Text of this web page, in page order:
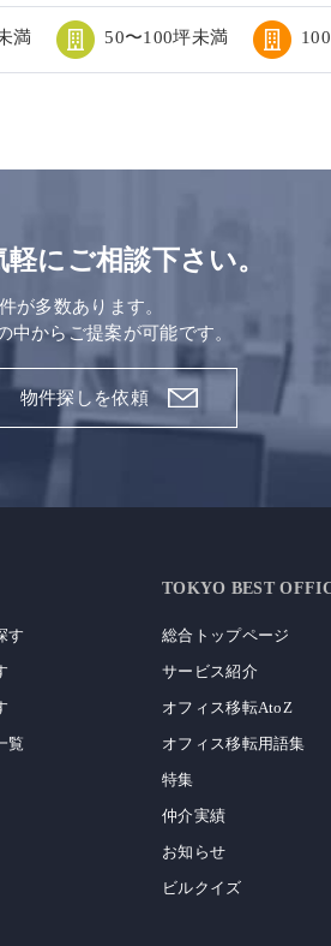
満 50〜100坪未満
にご相談下さい。
が多数あります。
からご提案が可能です。
物件探しを依頼
す
覧
TOKYO BEST
総合トップページ
サービス紹介
オフィス移転AtoZ
オフィス移転用語集
特集
仲介実績
お知らせ
ビルクイズ